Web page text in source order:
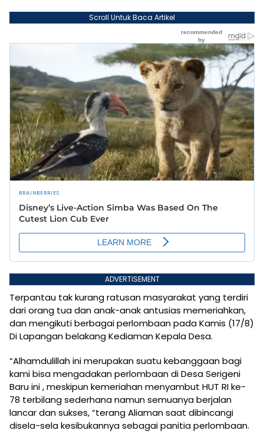
Scroll Untuk Baca Artikel
ADVERTISEMENT
Terpantau tak kurang ratusan masyarakat yang terdiri
dari orang tua dan anak-anak antusias memeriahkan,
dan mengikuti berbagai perlombaan pada Kamis (17/8)
Di Lapangan belakang Kediaman Kepala Desa.
“Alhamdulillah ini merupakan suatu kebanggaan bagi
kami bisa mengadakan perlombaan di Desa Serigeni
Baru ini , meskipun kemeriahan menyambut HUT RI ke-
78 terbilang sederhana namun semuanya berjalan
lancar dan sukses, “terang Aliaman saat dibincangi
disela-sela kesibukannya sebagai panitia perlombaan.